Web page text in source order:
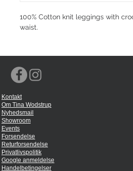
100% Cotton knit leggings with
waist.
Kontakt
Om Tina Wodstrup
Nyhedsmail
Showroom
Events
Forsendelse
Returforsendelse
Privatlivspolitik
Google anmeldelse
Handelbetingelser